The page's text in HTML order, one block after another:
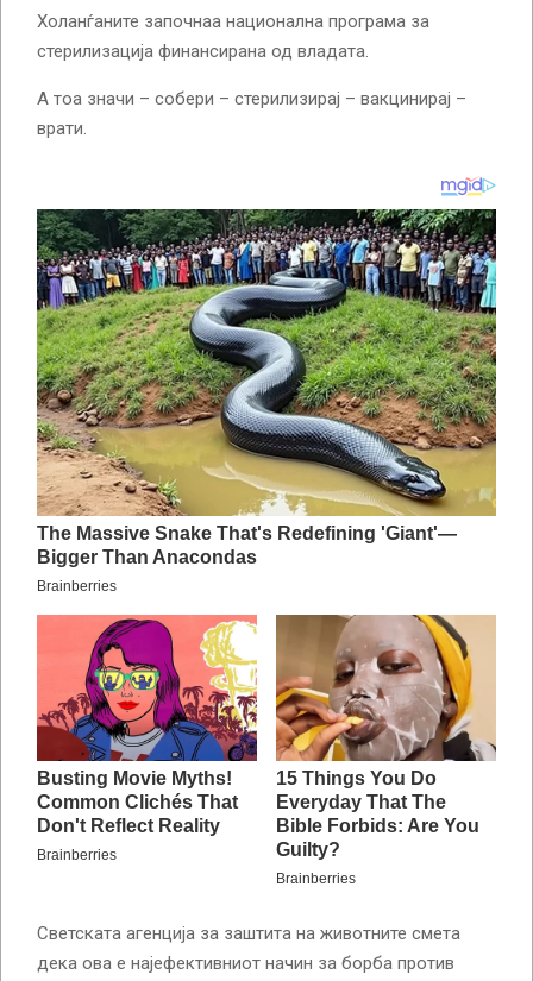
Холанѓаните започнаа национална програма за
стерилизација финансирана од владата.
А тоа значи – собери – стерилизирај – вакцинирај –
врати.
Светската агенција за заштита на животните смета
дека ова е најефективниот начин за борба против